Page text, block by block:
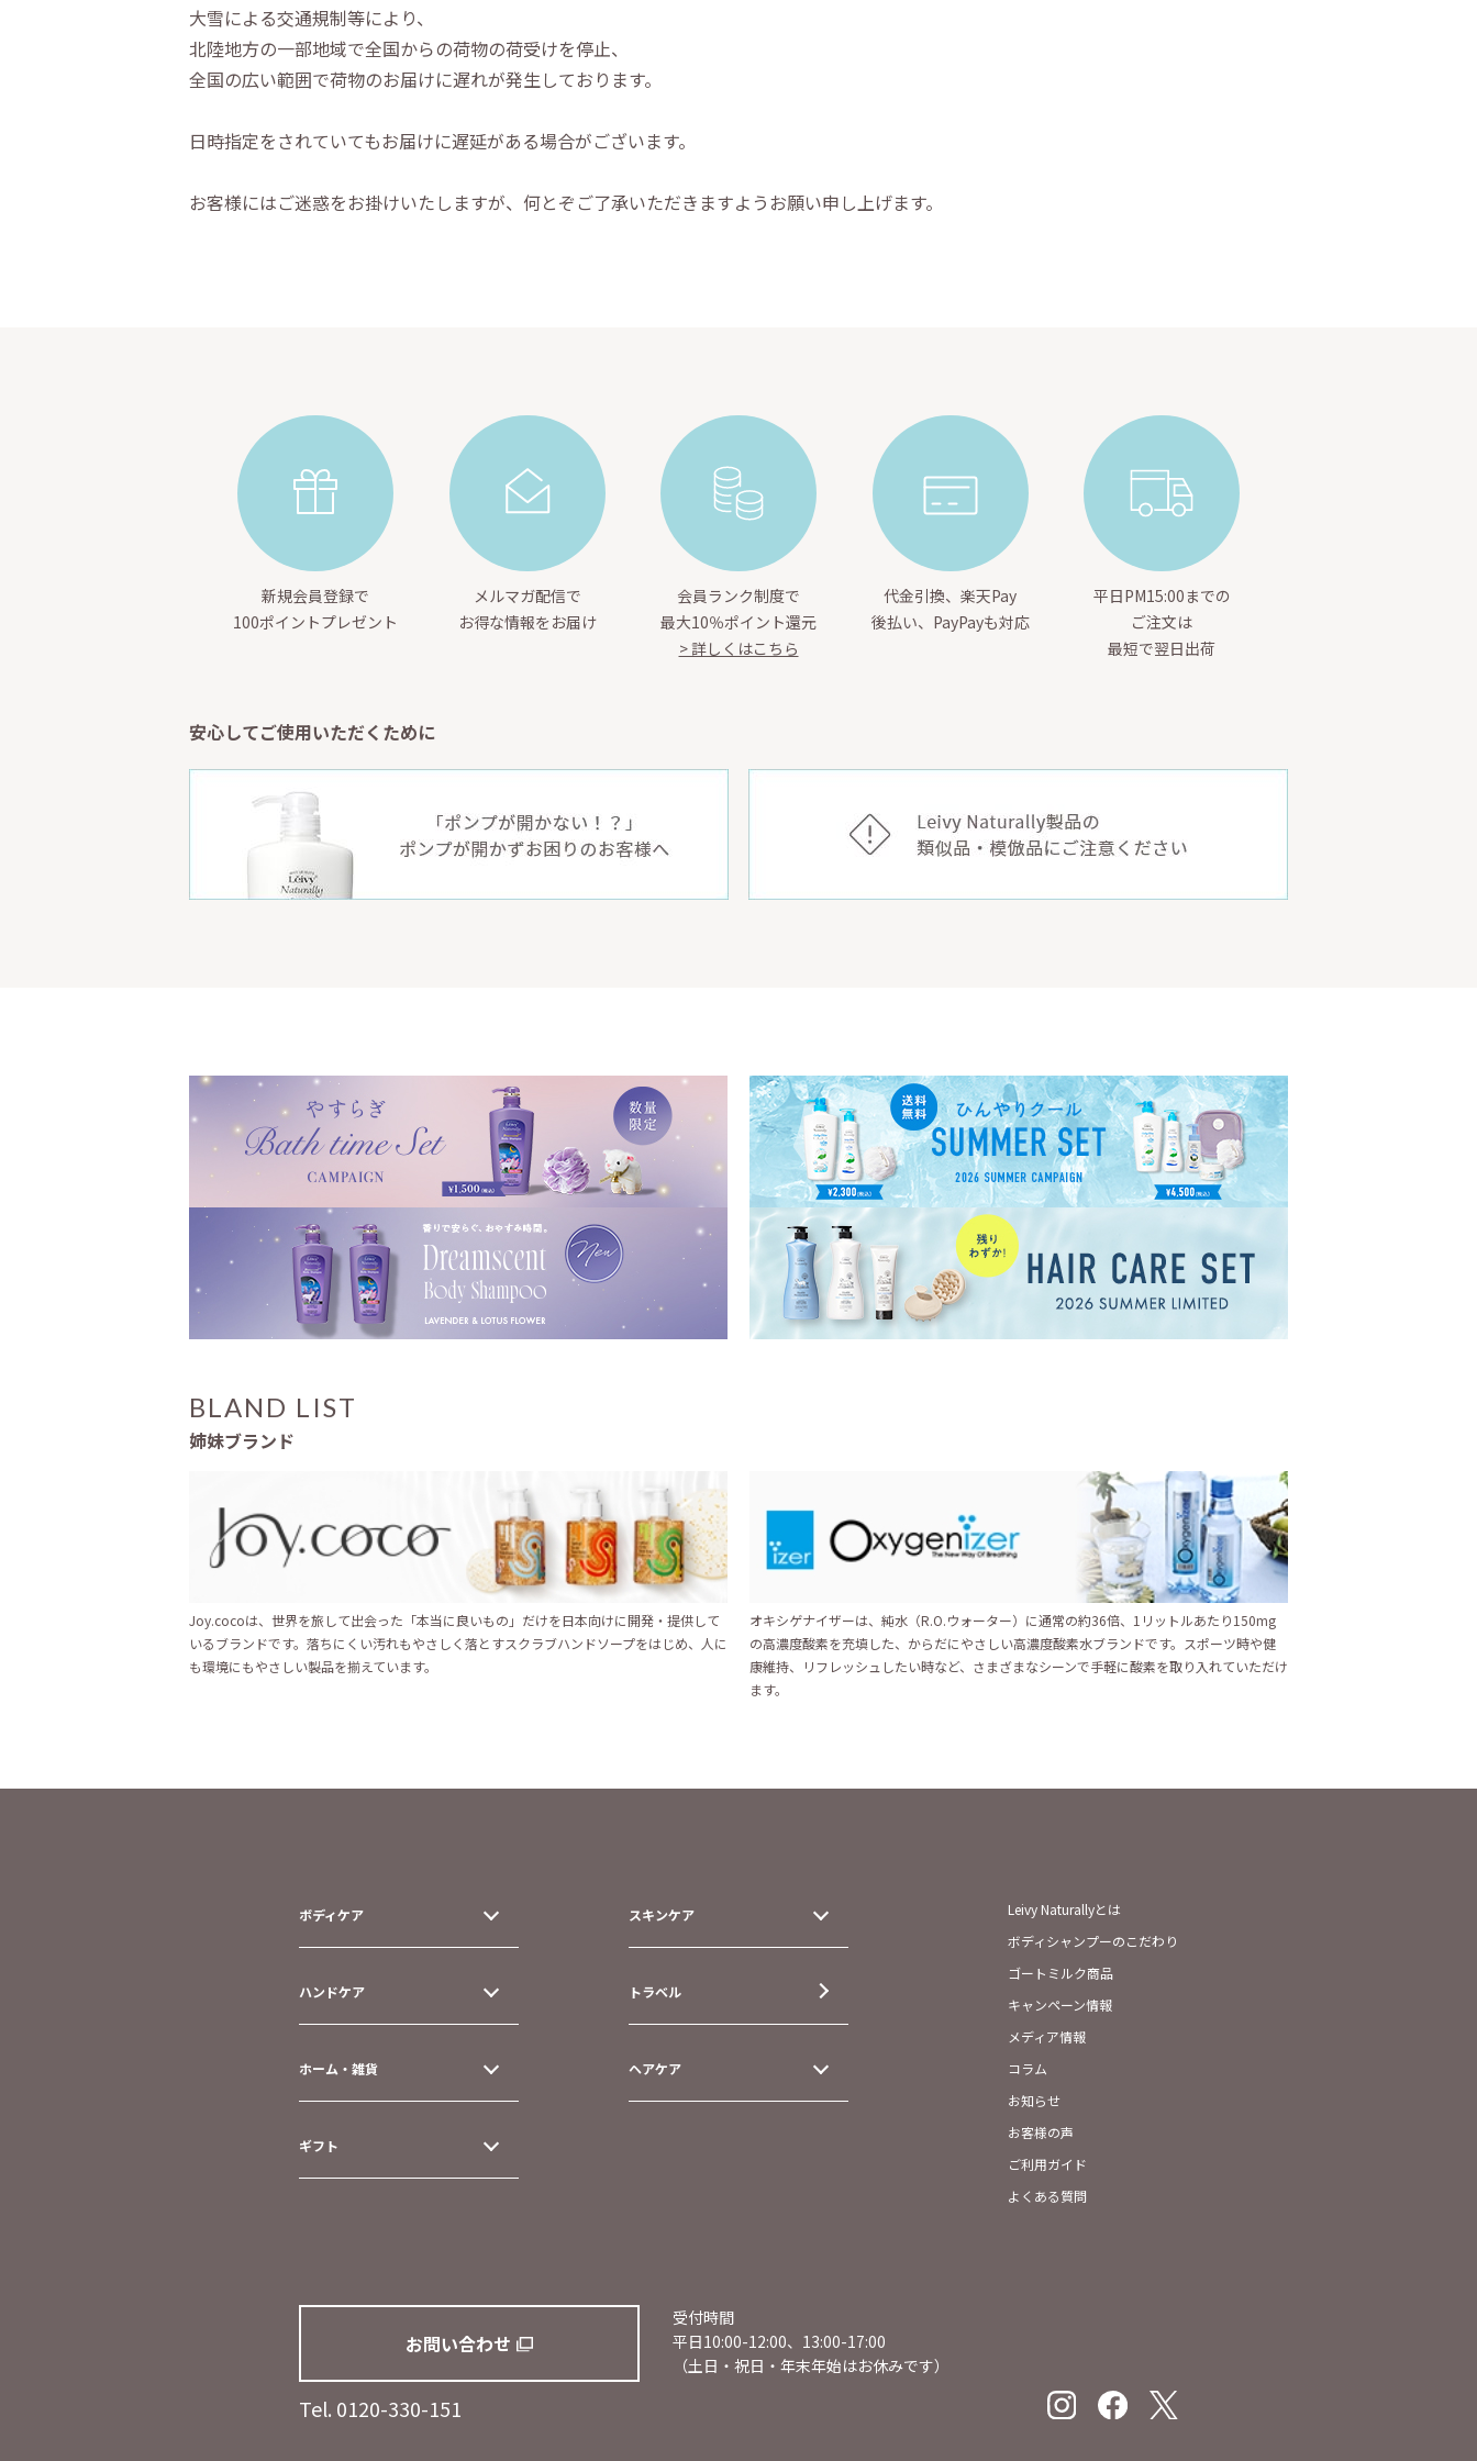
大雪による交通規制等により、
北陸地方の一部地域で全国からの荷物の荷受けを停止、
全国の広い範囲で荷物のお届けに遅れが発生しております。
日時指定をされていてもお届けに遅延がある場合がございます。
お客様にはご迷惑をお掛けいたしますが、何とぞご了承いただきますようお願い申し上げます。
新規会員登録で
100ポイントプレゼント
メルマガ配信で
お得な情報をお届け
会員ランク制度で
最大10％ポイント還元
> 詳しくはこちら
代金引換、楽天Pay
後払い、PayPayも対応
平日PM15:00までの
ご注文は
最短で翌日出荷
安心してご使用いただくために
BLAND LIST
姉妹ブランド
Joy.cocoは、世界を旅して出会った「本当に良いもの」だけを日本向けに開発・提供して
いるブランドです。落ちにくい汚れもやさしく落とすスクラブハンドソープをはじめ、人に
も環境にもやさしい製品を揃えています。
オキシゲナイザーは、純水（R.O.ウォーター）に通常の約36倍、1リットルあたり150mg
の高濃度酸素を充填した、からだにやさしい高濃度酸素水ブランドです。スポーツ時や健
康維持、リフレッシュしたい時など、さまざまなシーンで手軽に酸素を取り入れていただけ
ます。
ボディケア スキンケア
ハンドケア トラベル
ホーム・雑貨 ヘアケア
ギフト
Leivy Naturallyとは
ボディシャンプーのこだわり
ゴートミルク商品
キャンペーン情報
メディア情報
コラム
お知らせ
お客様の声
ご利用ガイド
よくある質問
お問い合わせ
Tel. 0120-330-151
受付時間
平日10:00-12:00、13:00-17:00
（土日・祝日・年末年始はお休みです）